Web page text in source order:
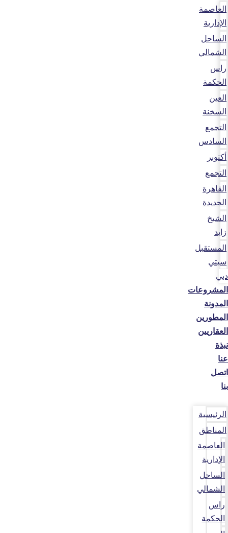
العاصمة
الإدارية
الساحل
الشمالي
راس
الحكمة
العين
السخنة
التجمع
السادس
أكتوبر
التجمع
القاهرة
الجديدة
الشيخ
زايد
المستقبل
سيتي
دبي
المشروعات
المدونة
المطورين
العقاريين
نبذة
عنا
اتصل
بنا
الرئيسية
المناطق
العاصمة
الإدارية
الساحل
الشمالي
راس
الحكمة